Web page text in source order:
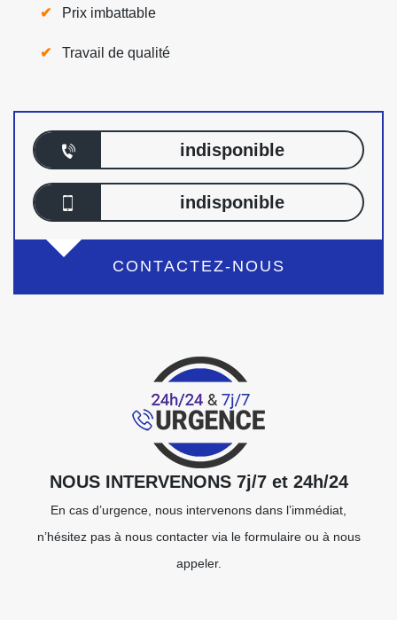
Prix imbattable
Travail de qualité
indisponible
indisponible
CONTACTEZ-NOUS
NOUS INTERVENONS 7j/7 et 24h/24
En cas d’urgence, nous intervenons dans l’immédiat,
n’hésitez pas à nous contacter via le formulaire ou à nous
appeler.